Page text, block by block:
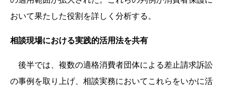
おいて果たした役割を詳しく分析する。
相談現場における実践的活用法を共有
後半では、複数の適格消費者団体による差止請求訴訟
の事例を取り上げ、相談実務においてこれらをいかに活